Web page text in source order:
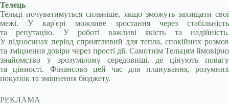
Телець
Тельці почуватимуться сильніше, якщо зможуть захищати свої
межі. У кар'єрі можливе зростання через стабільність
та репутацію. У роботі важливі якість та надійність.
У відносинах період сприятливий для тепла, спокійних розмов
та зміцнення довіри через прості дії. Самотнім Тельцям ймовірно
знайомство у зрозумілому середовищі, де цінують повагу
та цінності. Фінансово цей час для планування, розумних
покупок та зміцнення бюджету.
РЕКЛАМА